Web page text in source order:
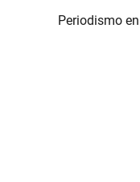
Periodismo